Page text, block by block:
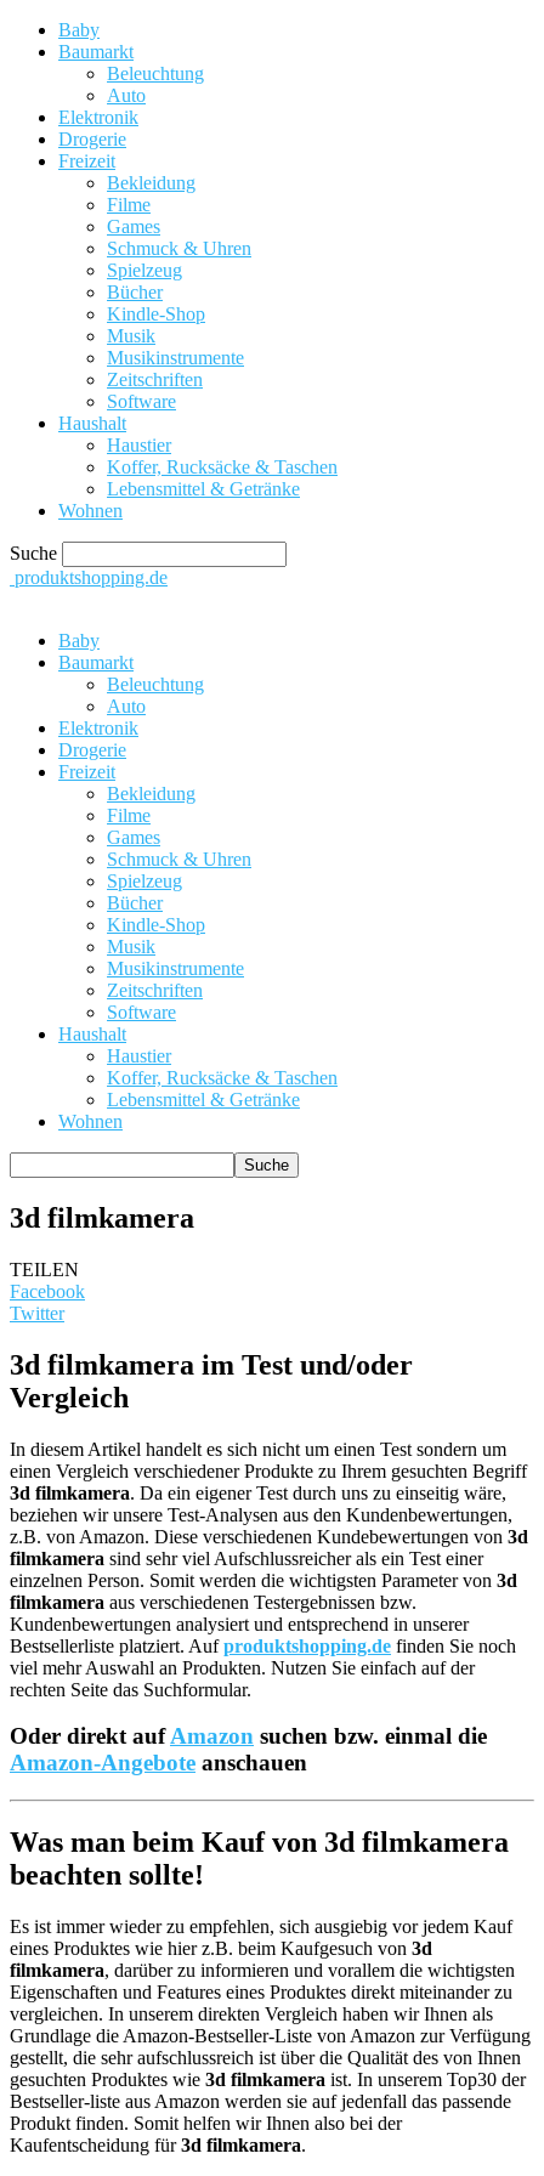
Baby
Baumarkt
Beleuchtung
Auto
Elektronik
Drogerie
Freizeit
Bekleidung
Filme
Games
Schmuck & Uhren
Spielzeug
Bücher
Kindle-Shop
Musik
Musikinstrumente
Zeitschriften
Software
Haushalt
Haustier
Koffer, Rucksäcke & Taschen
Lebensmittel & Getränke
Wohnen
Suche
produktshopping.de
Baby
Baumarkt
Beleuchtung
Auto
Elektronik
Drogerie
Freizeit
Bekleidung
Filme
Games
Schmuck & Uhren
Spielzeug
Bücher
Kindle-Shop
Musik
Musikinstrumente
Zeitschriften
Software
Haushalt
Haustier
Koffer, Rucksäcke & Taschen
Lebensmittel & Getränke
Wohnen
3d filmkamera
TEILEN
Facebook
Twitter
3d filmkamera im Test und/oder
Vergleich
In diesem Artikel handelt es sich nicht um einen Test sondern um
einen Vergleich verschiedener Produkte zu Ihrem gesuchten Begriff
3d filmkamera. Da ein eigener Test durch uns zu einseitig wäre,
beziehen wir unsere Test-Analysen aus den Kundenbewertungen,
z.B. von Amazon. Diese verschiedenen Kundebewertungen von 3d
filmkamera sind sehr viel Aufschlussreicher als ein Test einer
einzelnen Person. Somit werden die wichtigsten Parameter von 3d
filmkamera aus verschiedenen Testergebnissen bzw.
Kundenbewertungen analysiert und entsprechend in unserer
Bestsellerliste platziert. Aufproduktshopping.de finden Sie noch
viel mehr Auswahl an Produkten. Nutzen Sie einfach auf der
rechten Seite das Suchformular.
Oder direkt aufAmazon suchen bzw. einmal die
Amazon-Angebote anschauen
Was man beim Kauf von 3d filmkamera
beachten sollte!
Es ist immer wieder zu empfehlen, sich ausgiebig vor jedem Kauf
eines Produktes wie hier z.B. beim Kaufgesuch von 3d
filmkamera, darüber zu informieren und vorallem die wichtigsten
Eigenschaften und Features eines Produktes direkt miteinander zu
vergleichen. In unserem direkten Vergleich haben wir Ihnen als
Grundlage die Amazon-Bestseller-Liste von Amazon zur Verfügung
gestellt, die sehr aufschlussreich ist über die Qualität des von Ihnen
gesuchten Produktes wie 3d filmkamera ist. In unserem Top30 der
Bestseller-liste aus Amazon werden sie auf jedenfall das passende
Produkt finden. Somit helfen wir Ihnen also bei der
Kaufentscheidung für3d filmkamera.